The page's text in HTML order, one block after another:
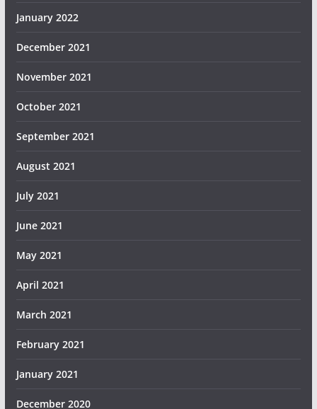
January 2022
December 2021
November 2021
October 2021
September 2021
August 2021
July 2021
June 2021
May 2021
April 2021
March 2021
February 2021
January 2021
December 2020